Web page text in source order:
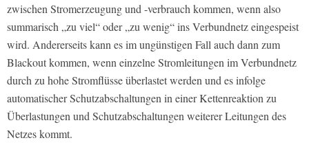
zwischen Stromerzeugung und -verbrauch kommen, wenn also
summarisch „zu viel“ oder „zu wenig“ ins Verbundnetz eingespeist
wird. Andererseits kann es im ungünstigen Fall auch dann zum
Blackout kommen, wenn einzelne Stromleitungen im Verbundnetz
durch zu hohe Stromflüsse überlastet werden und es infolge
automatischer Schutzabschaltungen in einer Kettenreaktion zu
Überlastungen und Schutzabschaltungen weiterer Leitungen des
Netzes kommt.